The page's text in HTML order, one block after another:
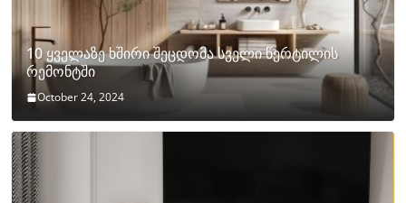
10 ყველაზე ხშირი შეცდომა სველი წერტილის
რემონტში
October 24, 2024